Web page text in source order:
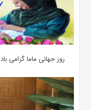
روز جهانی ماما گرامی باد